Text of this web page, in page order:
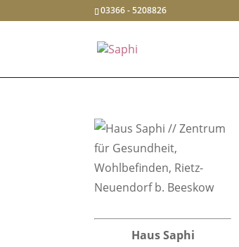
03366 - 5208826
Haus Saphi